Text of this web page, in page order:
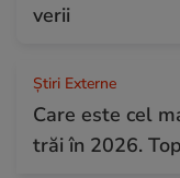
verii
Știri Externe
Care este cel
trăi în 2026.